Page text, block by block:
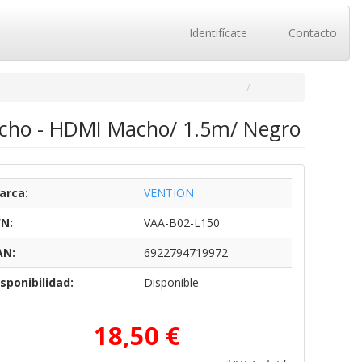
Identifícate Contacto
- HDMI Macho/ 1.5m/ Negro
VENTION
VAA-B02-L150
6922794719972
Disponible
18,50 €